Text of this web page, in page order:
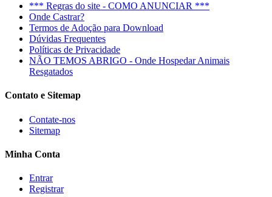
*** Regras do site - COMO ANUNCIAR ***
Onde Castrar?
Termos de Adoção para Download
Dúvidas Frequentes
Políticas de Privacidade
NÃO TEMOS ABRIGO - Onde Hospedar Animais
Resgatados
Contato e Sitemap
Contate-nos
Sitemap
Minha Conta
Entrar
Registrar